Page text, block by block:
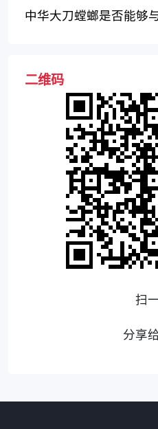
中华大刀螳螂是否能够
二维码
扫
分享